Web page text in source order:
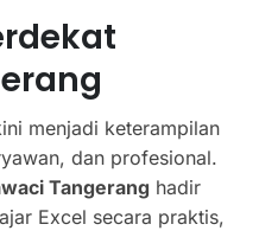
menjadi keterampilan
dan profesional.
Tangerang hadir
Excel secara praktis,